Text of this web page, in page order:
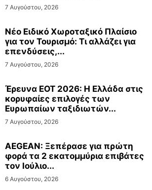
7 Αυγούστου, 2026
Νέο Ειδικό Χωροταξικό Πλαίσιο
για τον Τουρισμό: Τι αλλάζει για
επενδύσεις,...
7 Αυγούστου, 2026
Έρευνα ΕΟΤ 2026: Η Ελλάδα στις
κορυφαίες επιλογές των
Ευρωπαίων ταξιδιωτών...
7 Αυγούστου, 2026
AEGEAN: Ξεπέρασε για πρώτη
φορά τα 2 εκατομμύρια επιβάτες
τον Ιούλιο...
6 Αυγούστου, 2026